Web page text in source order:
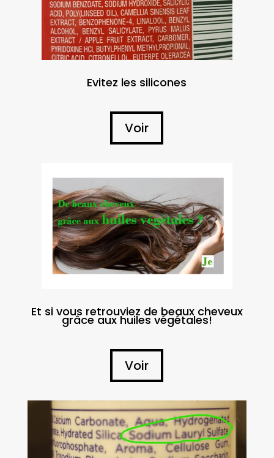
Evitez les silicones
Voir
Et si vous retrouviez de beaux cheveux
grâce aux huiles végétales!
Voir